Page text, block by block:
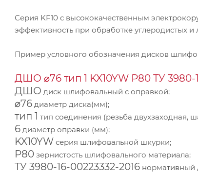
Серия KF10 с высококачественным
эффективность при обработке углеродистых
Пример условного обозначения дисков
ДШО ⌀76 тип 1 KX10YW Р80 ТУ 3980-
ДШО диск шлифовальный с оправкой;
⌀76 диаметр диска(мм);
тип 1 тип соединения (резьба двухзаходная,
6 диаметр оправки (мм);
KX10YW серия шлифовальной шкурки;
P80 зернистость шлифовального материала;
ТУ 3980-16-00223332-2016 нормативный